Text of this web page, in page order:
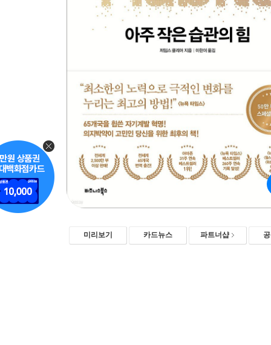
미리보기 카드뉴스 파트너샵